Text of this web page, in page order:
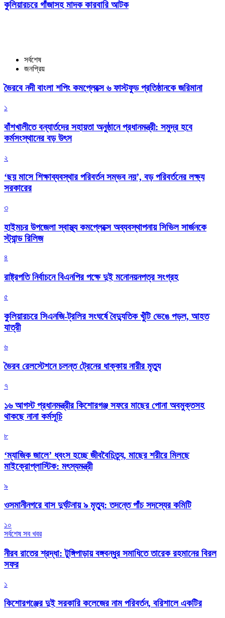
কুলিয়ারচরে গাঁজাসহ মাদক কারবারি আটক
সর্বশেষ
জনপ্রিয়
ভৈরবে নদী বাংলা শপিং কমপ্লেক্সে ৬ ফাস্টফুড প্রতিষ্ঠানকে জরিমানা
১
বাঁশখালীতে বন্যার্তদের সহায়তা অনুষ্ঠানে প্রধানমন্ত্রী: সমুদ্র হবে
কর্মসংস্থানের বড় উৎস
২
‘ছয় মাসে শিক্ষাব্যবস্থার পরিবর্তন সম্ভব নয়’, বড় পরিবর্তনের লক্ষ্য
সরকারের
৩
হাইমচর উপজেলা স্বাস্থ্য কমপ্লেক্সে অব্যবস্থাপনায় সিভিল সার্জনকে
স্ট্যান্ড রিলিজ
৪
রাষ্ট্রপতি নির্বাচনে বিএনপির পক্ষে দুই মনোনয়নপত্র সংগ্রহ
৫
কুলিয়ারচরে সিএনজি-ট্রলির সংঘর্ষে বৈদ্যুতিক খুঁটি ভেঙে পড়ল, আহত
যাত্রী
৬
ভৈরব রেলস্টেশনে চলন্ত ট্রেনের ধাক্কায় নারীর মৃত্যু
৭
১৬ আগস্ট প্রধানমন্ত্রীর কিশোরগঞ্জ সফরে মাছের পোনা অবমুক্তসহ
থাকছে নানা কর্মসূচি
৮
‘ম্যাজিক জালে’ ধ্বংস হচ্ছে জীববৈচিত্র্য, মাছের শরীরে মিলছে
মাইক্রোপ্লাস্টিক: মৎস্যমন্ত্রী
৯
ওসমানীনগরে বাস দুর্ঘটনায় ৯ মৃত্যু: তদন্তে পাঁচ সদস্যের কমিটি
১০
সর্বশেষ সব খবর
নীরব রাতের শ্রদ্ধা: টুঙ্গিপাড়ায় বঙ্গবন্ধুর সমাধিতে তারেক রহমানের বিরল
সফর
১
কিশোরগঞ্জের দুই সরকারি কলেজের নাম পরিবর্তন, বরিশালে একটির